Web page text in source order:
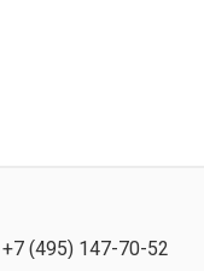
+7 (495) 147-70-52